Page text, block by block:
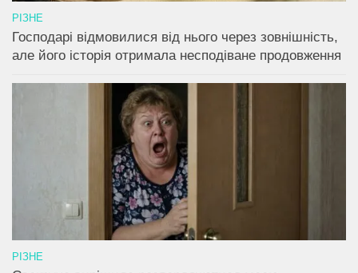
РІЗНЕ
Господарі відмовилися від нього через зовнішність,
але його історія отримала несподіване продовження
РІЗНЕ